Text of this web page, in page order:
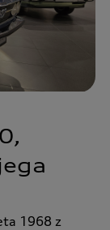
1968 z